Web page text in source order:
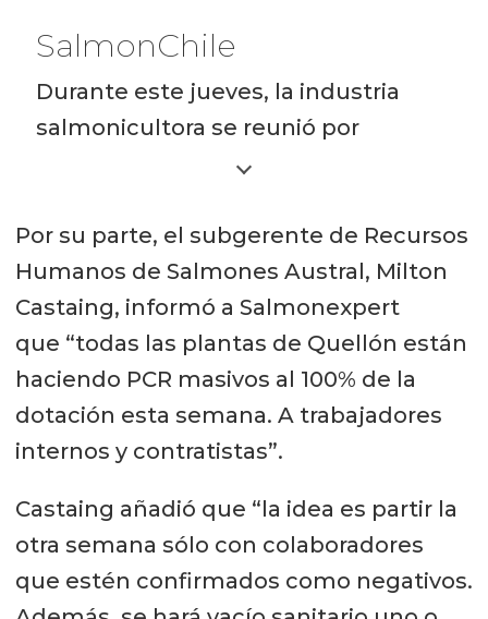
SalmonChile
Durante este jueves, la industria
salmonicultora se reunió por
segunda vez con el Concejo
un Plan Integral con medidas
concretas que permitan abordar el
alza de de contagios que está
viviendo la comuna.
En esta instancia, SalmonChile
informó vía comunicado de prensa
búsqueda activa de casos,
realizando para ello exámenes PCR
obligatorios a todos los trabajadores
Por su parte, el subgerente de Recursos
Humanos de Salmones Austral, Milton
Castaing, informó a Salmonexpert
que “todas las plantas de Quellón están
haciendo PCR masivos al 100% de la
dotación esta semana. A trabajadores
internos y contratistas”.
Castaing añadió que “la idea es partir la
otra semana sólo con colaboradores
que estén confirmados como negativos.